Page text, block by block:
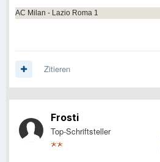
AC Milan - Lazio Roma 1
Zitieren
Frosti
Top-Schriftsteller